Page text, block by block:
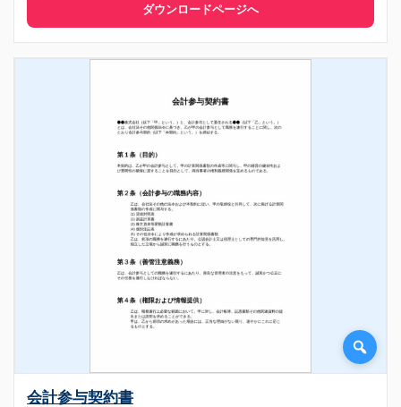
ダウンロードページへ
会計参与契約書